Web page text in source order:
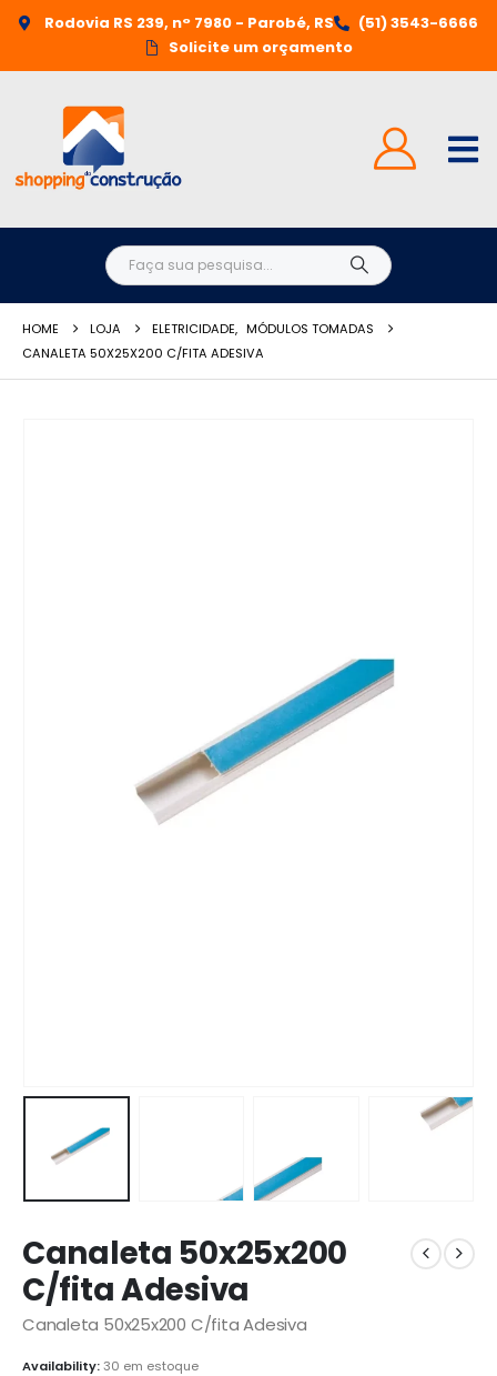
Rodovia RS 239, n° 7980 - Parobé, RS
(51) 3543-6666
Solicite um orçamento
HOME LOJA ELETRICIDADE, MÓDULOS TOMADAS
CANALETA 50X25X200 C/FITA ADESIVA
Canaleta 50x25x200
C/fita Adesiva
Canaleta 50x25x200 C/fita Adesiva
Availability:30 em estoque